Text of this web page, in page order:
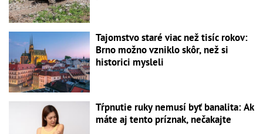
Tajomstvo staré viac než tisíc rokov:
Brno možno vzniklo skôr, než si
historici mysleli
Tŕpnutie ruky nemusí byť banalita: Ak
máte aj tento príznak, nečakajte